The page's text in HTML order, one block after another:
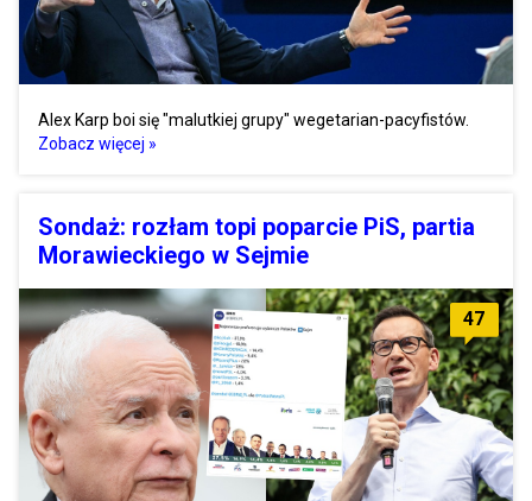
Alex Karp boi się "malutkiej grupy" wegetarian-pacyfistów.
Zobacz więcej »
Sondaż: rozłam topi poparcie PiS, partia
Morawieckiego w Sejmie
47